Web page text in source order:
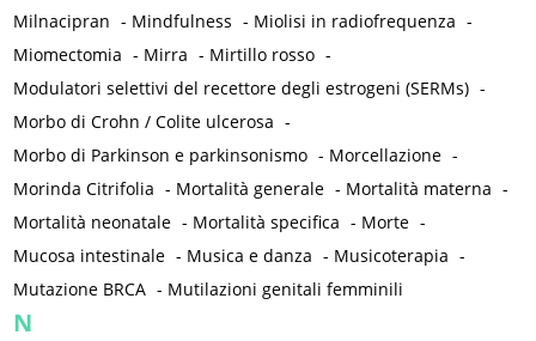
Milnacipran - Mindfulness - Miolisi in radiofrequenza -
Miomectomia - Mirra - Mirtillo rosso -
Modulatori selettivi del recettore degli estrogeni (SERMs) -
Morbo di Crohn / Colite ulcerosa -
Morbo di Parkinson e parkinsonismo - Morcellazione -
Morinda Citrifolia - Mortalità generale - Mortalità materna -
Mortalità neonatale - Mortalità specifica - Morte -
Mucosa intestinale - Musica e danza - Musicoterapia -
Mutazione BRCA - Mutilazioni genitali femminili
N